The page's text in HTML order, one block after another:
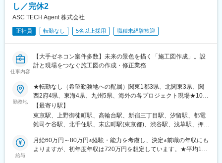
都)、本郷三丁目駅、茅場町駅、新代田駅
し／完休2
ASC TECH Agent 株式会社
正社員 転勤なし 5名以上採用 職種未経験歓迎
仕事内容
【大手ゼネコン案件多数】未来の景色を描く「施工図作成」。設
計と現場をつなぐ施工図の作成・修正業務
勤務地
★転勤なし（希望勤務地への配属）関東1都3県、北関東3県、関
西2府4県、東海4県、九州5県、海外の各プロジェクト現場★10名
以上の積極採用★U・Iターン歓迎！★海外で働くチャンスあり！
★入社時に引越しが必要な場合は転居費用を会社が全額負担！
（自己負担のかからない社員寮も利用可能）★マイカー通勤可※案
るほど、ニーズの高いポジション。業界内での雇用を創出しつ
つ、安定した働き方が実現できるように、労働条件の整備も行っ
【最寄り駅】
東京駅、上野御徒町駅、高輪台駅、新宿三丁目駅、汐留駅、都電
雑司ケ谷駅、北千住駅、末広町駅(東京都)、渋谷駅、浅草駅、押上
駅(東京都)、大門駅(東京都)、有楽町駅、新横浜駅、小田原駅、新
高島駅、大船駅、鎌倉駅、関内駅、藤沢本町駅、片瀬江ノ島駅、
給与
月給60万円～80万円※経験・能力を考慮し、決定※前職の年収にも
よりますが、初年度年収は720万円を想定しています。★平均120